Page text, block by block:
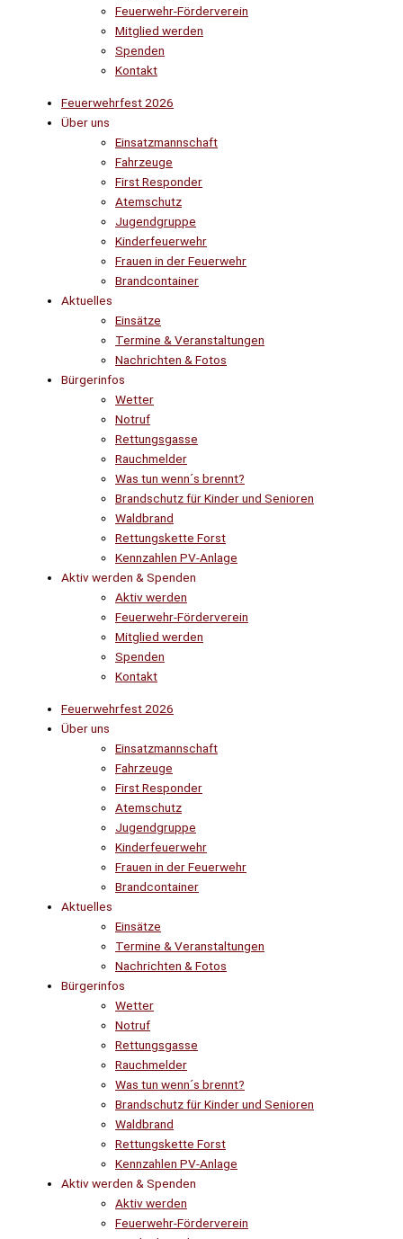
Feuerwehr-Förderverein
Mitglied werden
Spenden
Kontakt
Feuerwehrfest 2026
Über uns
Einsatzmannschaft
Fahrzeuge
First Responder
Atemschutz
Jugendgruppe
Kinderfeuerwehr
Frauen in der Feuerwehr
Brandcontainer
Aktuelles
Einsätze
Termine & Veranstaltungen
Nachrichten & Fotos
Bürgerinfos
Wetter
Notruf
Rettungsgasse
Rauchmelder
Was tun wenn´s brennt?
Brandschutz für Kinder und Senioren
Waldbrand
Rettungskette Forst
Kennzahlen PV-Anlage
Aktiv werden & Spenden
Aktiv werden
Feuerwehr-Förderverein
Mitglied werden
Spenden
Kontakt
Feuerwehrfest 2026
Über uns
Einsatzmannschaft
Fahrzeuge
First Responder
Atemschutz
Jugendgruppe
Kinderfeuerwehr
Frauen in der Feuerwehr
Brandcontainer
Aktuelles
Einsätze
Termine & Veranstaltungen
Nachrichten & Fotos
Bürgerinfos
Wetter
Notruf
Rettungsgasse
Rauchmelder
Was tun wenn´s brennt?
Brandschutz für Kinder und Senioren
Waldbrand
Rettungskette Forst
Kennzahlen PV-Anlage
Aktiv werden & Spenden
Aktiv werden
Feuerwehr-Förderverein